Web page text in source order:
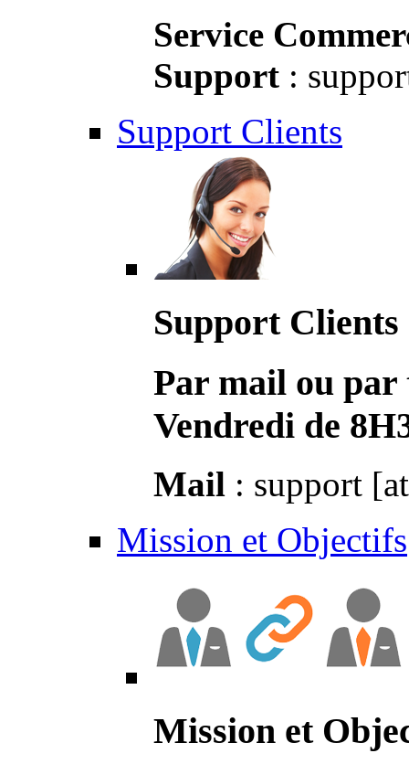
Service
Support :
Support Clients
Support Clients
Par mail ou par
Vendredi de
Mail : support
Mission et Objectifs
Mission et